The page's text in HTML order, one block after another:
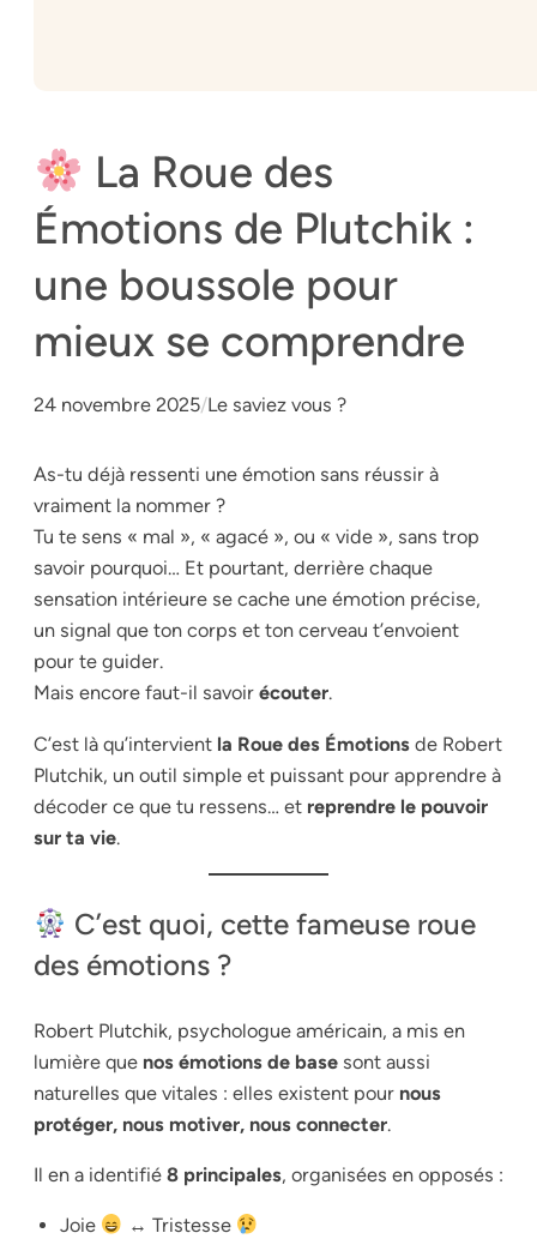
La Roue des
Émotions de Plutchik :
une boussole pour
mieux se comprendre
24 novembre 2025/Le saviez vous ?
As-tu déjà ressenti une émotion sans réussir à
vraiment la nommer ?
Tu te sens « mal », « agacé », ou « vide », sans trop
savoir pourquoi… Et pourtant, derrière chaque
sensation intérieure se cache une émotion précise,
un signal que ton corps et ton cerveau t’envoient
pour te guider.
Mais encore faut-il savoir écouter.
C’est là qu’intervient la Roue des Émotions de Robert
Plutchik, un outil simple et puissant pour apprendre à
décoder ce que tu ressens… et reprendre le pouvoir
sur ta vie.
C’est quoi, cette fameuse roue
des émotions ?
Robert Plutchik, psychologue américain, a mis en
lumière que nos émotions de base sont aussi
naturelles que vitales : elles existent pour nous
protéger, nous motiver, nous connecter.
Il en a identifié 8 principales, organisées en opposés :
Joie
↔ Tristesse